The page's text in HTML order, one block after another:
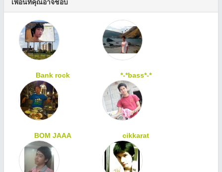
เพื่อนที่คุณอาจชอบ
Bank rock *-*bass*-*
BOM JAAA cikkarat